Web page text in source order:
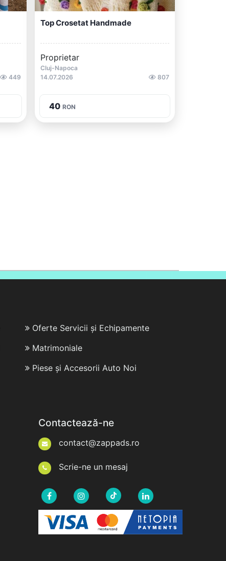
449
Top Crosetat Handmade
Proprietar
Cluj-Napoca
14.07.2026
807
40 RON
Oferte Servicii și Echipamente
Matrimoniale
Piese și Accesorii Auto Noi
Contactează-ne
contact@zappads.ro
Scrie-ne un mesaj